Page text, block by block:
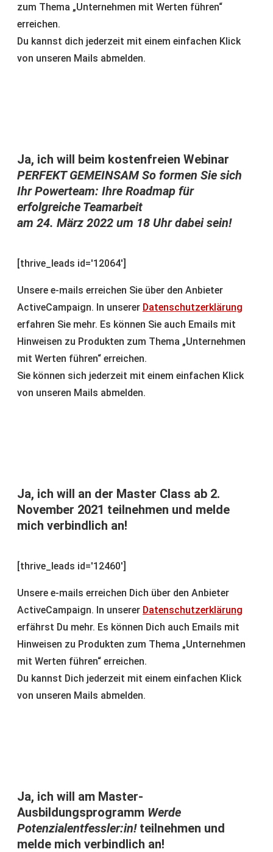
zum Thema „Unternehmen mit Werten führen“
erreichen.
Du kannst dich jederzeit mit einem einfachen Klick
von unseren Mails abmelden.
Ja, ich will beim kostenfreien Webinar
PERFEKT GEMEINSAM So formen Sie sich
Ihr Powerteam: Ihre Roadmap für
erfolgreiche Teamarbeit
am 24. März 2022 um 18 Uhr dabei sein!
[thrive_leads id='12064']
Unsere e-mails erreichen Sie über den Anbieter
ActiveCampaign. In unserer Datenschutzerklärung
erfahren Sie mehr. Es können Sie auch Emails mit
Hinweisen zu Produkten zum Thema „Unternehmen
mit Werten führen“ erreichen.
Sie können sich jederzeit mit einem einfachen Klick
von unseren Mails abmelden.
Ja, ich will an der Master Class ab 2.
November 2021 teilnehmen und melde
mich verbindlich an!
[thrive_leads id='12460']
Unsere e-mails erreichen Dich über den Anbieter
ActiveCampaign. In unserer Datenschutzerklärung
erfährst Du mehr. Es können Dich auch Emails mit
Hinweisen zu Produkten zum Thema „Unternehmen
mit Werten führen“ erreichen.
Du kannst Dich jederzeit mit einem einfachen Klick
von unseren Mails abmelden.
Ja, ich will am Master-
Ausbildungsprogramm Werde
Potenzialentfessler:in! teilnehmen und
melde mich verbindlich an!